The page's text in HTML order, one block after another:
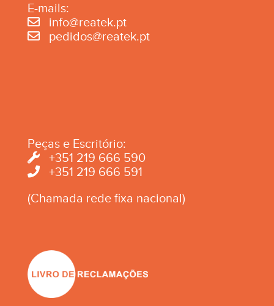
E-mails:
info@reatek.pt
pedidos@reatek.pt
Peças e Escritório:
+351 219 666 590
+351 219 666 591
(Chamada rede fixa nacional)